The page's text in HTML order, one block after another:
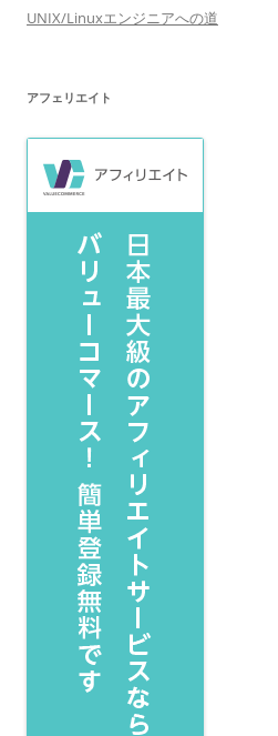
UNIX/Linuxエンジニアへの道
アフェリエイト